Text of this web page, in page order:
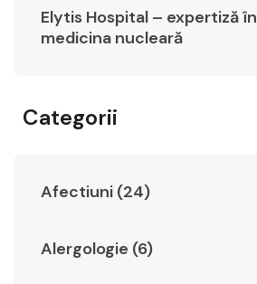
Elytis Hospital – expertiză în
medicina nucleară
Categorii
Afectiuni (24)
Alergologie (6)